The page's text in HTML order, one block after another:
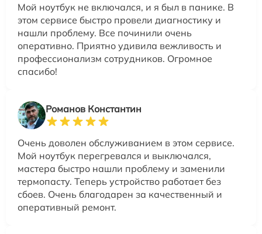
Мой ноутбук не включался, и я был в панике. В
этом сервисе быстро провели диагностику и
нашли проблему. Все починили очень
оперативно. Приятно удивила вежливость и
профессионализм сотрудников. Огромное
спасибо!
Романов Константин
Очень доволен обслуживанием в этом сервисе.
Мой ноутбук перегревался и выключался,
мастера быстро нашли проблему и заменили
термопасту. Теперь устройство работает без
сбоев. Очень благодарен за качественный и
оперативный ремонт.